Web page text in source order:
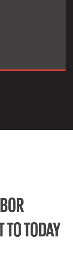
TO TODAY